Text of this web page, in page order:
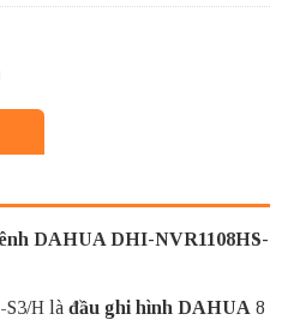
DAHUA DHI-NVR1108HS-
H là đầu ghi hình DAHUA 8